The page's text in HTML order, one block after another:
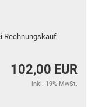
Rechnungskauf
102,00 EUR
inkl. 19% MwSt.